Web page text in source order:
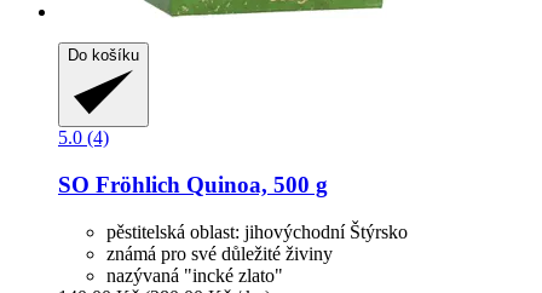
Do košíku
5.0 (4)
SO Fröhlich Quinoa, 500 g
pěstitelská oblast: jihovýchodní Štýrsko
známá pro své důležité živiny
nazývaná "incké zlato"